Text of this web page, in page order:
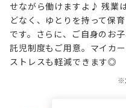
せながら働けますよ♪ 残業
どなく、ゆとりを持って保
です。さらに、ご自身のお
託児制度もご用意。マイカ
ストレスも軽減できます◎